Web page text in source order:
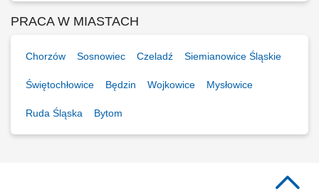
PRACA W MIASTACH
Chorzów Sosnowiec Czeladź Siemianowice Śląskie
Świętochłowice Będzin Wojkowice Mysłowice
Ruda Śląska Bytom